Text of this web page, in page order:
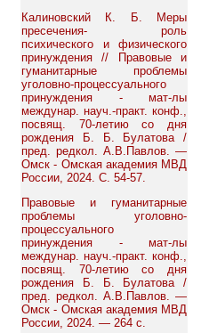
Калиновский К. Б. Меры
пресечения- роль
психического и физического
принуждения // Правовые и
гуманитарные проблемы
уголовно-процессуального
принуждения - мат-лы
междунар. науч.-практ. конф.,
посвящ. 70-летию со дня
рождения Б. Б. Булатова /
пред. редкол. А.В.Павлов. —
Омск - Омская академия МВД
России, 2024. С. 54-57.
Правовые и гуманитарные
проблемы уголовно-
процессуального
принуждения - мат-лы
междунар. науч.-практ. конф.,
посвящ. 70-летию со дня
рождения Б. Б. Булатова /
пред. редкол. А.В.Павлов. —
Омск - Омская академия МВД
России, 2024. — 264 с.